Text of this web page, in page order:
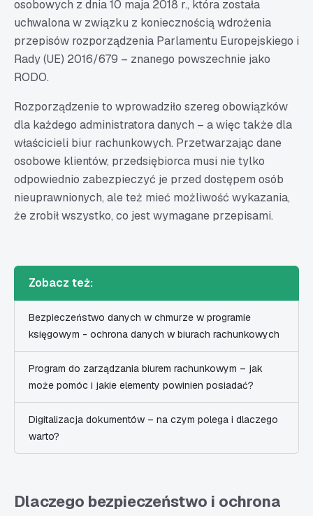
osobowych z dnia 10 maja 2018 r., która została
uchwalona w związku z koniecznością wdrożenia
przepisów rozporządzenia Parlamentu Europejskiego i
Rady (UE) 2016/679 – znanego powszechnie jako
RODO.
Rozporządzenie to wprowadziło szereg obowiązków
dla każdego administratora danych – a więc także dla
właścicieli biur rachunkowych. Przetwarzając dane
osobowe klientów, przedsiębiorca musi nie tylko
odpowiednio zabezpieczyć je przed dostępem osób
nieuprawnionych, ale też mieć możliwość wykazania,
że zrobił wszystko, co jest wymagane przepisami.
Zobacz też:
Bezpieczeństwo danych w chmurze w programie
księgowym - ochrona danych w biurach rachunkowych
Program do zarządzania biurem rachunkowym – jak
może pomóc i jakie elementy powinien posiadać?
Digitalizacja dokumentów – na czym polega i dlaczego
warto?
Dlaczego bezpieczeństwo i ochrona